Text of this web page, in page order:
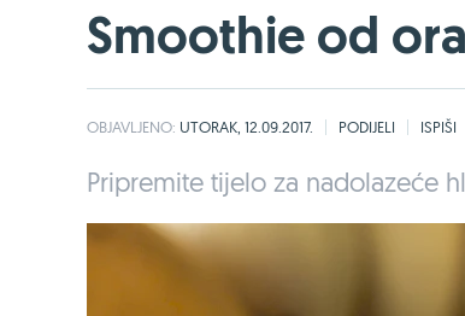
Smoothie od
OBJAVLJENO: UTORAK, 12.09.2017. PODIJELI ISPIŠI
Pripremite tijelo za nadolazeće